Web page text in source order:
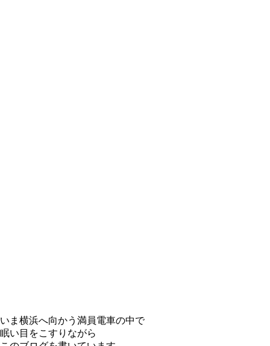
いま横浜へ向かう満員電車の中で
眠い目をこすりながら